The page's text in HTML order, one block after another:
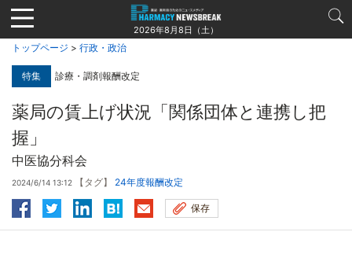
Jump
to
navigation
2026年8月8日（土）
トップページ > 行政・政治
特集 診療・調剤報酬改定
薬局の賃上げ状況「関係団体と連携し把
握」
中医協分科会
2024/6/14 13:12 【タグ】 24年度報酬改定
保存